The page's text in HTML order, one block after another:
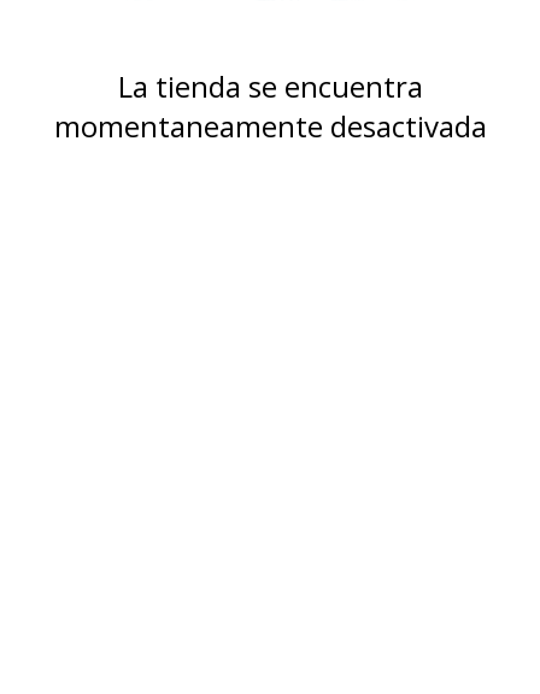
La tienda se encuentra
momentaneamente desactivada